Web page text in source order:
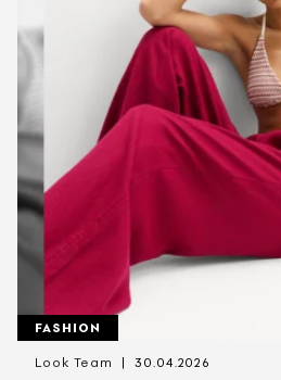
FASHION
Look Team 30.04.2026